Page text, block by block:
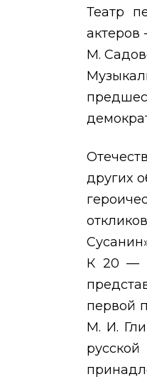
Театр
М.
других
Сусанин»
К 20 —
первой
М. И.